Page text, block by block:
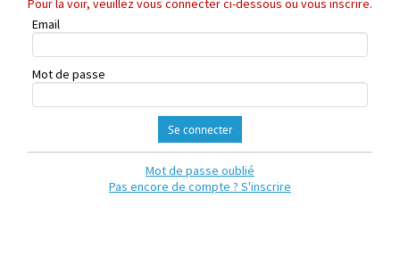
Pour la voir, veuillez vous connecter ci-dessous ou vous inscrire.
Email
Mot de passe
Se connecter
Mot de passe oublié
Pas encore de compte ? S'inscrire